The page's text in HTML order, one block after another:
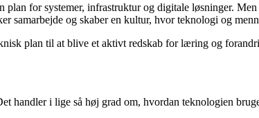
for systemer, infrastruktur og digitale løsninger.
og skaber en kultur, hvor teknologi og
plan til at blive et aktivt redskab for læring og
handler i lige så høj grad om, hvordan teknologien